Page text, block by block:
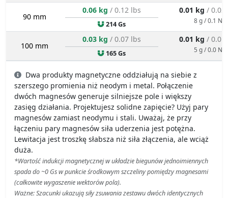
90 mm
0.06 kg / 0.12 lbs
214 Gs
0.01 kg / 0.02
8 g / 0.1 N
100 mm
0.03 kg / 0.07 lbs
165 Gs
0.01 kg / 0.01
5 g / 0.0 N
Dwa produkty magnetyczne oddziałują na siebie z
szerszego promienia niż neodym i metal. Połączenie
dwóch magnesów generuje silniejsze pole i większy
zasięg działania. Projektujesz solidne zapięcie? Użyj pary
magnesów zamiast neodymu i stali. Uważaj, że przy
łączeniu pary magnesów siła uderzenia jest potężna.
Lewitacja jest troszkę słabsza niż siła złączenia, ale wciąż
duża.
*Wartość indukcji magnetycznej w układzie biegunów jednoimiennych
spada do ~0 Gs w punkcie środkowym szczeliny pomiędzy magnesami
(całkowite wygaszenie wektorów pola).
Ważne: Szacunki ukazują siły zsuwania zestawu dwóch identycznych